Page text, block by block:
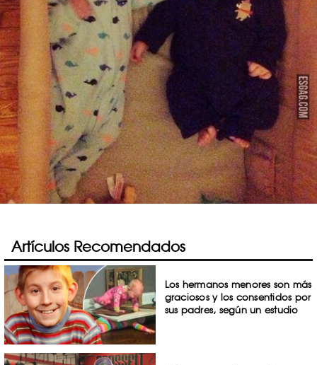
Artículos Recomendados
Los hermanos menores son más
graciosos y los consentidos por
sus padres, según un estudio